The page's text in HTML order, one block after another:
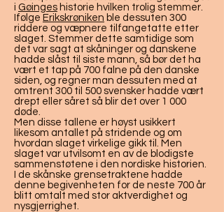
i Gøinges historie hvilken trolig stemmer.
Ifølge Erikskrøniken ble dessuten 300
riddere og væpnere tilfangetatte etter
slaget. Stemmer dette samtidige som
det var sagt at skåninger og danskene
hadde slåst til siste mann, så bør det ha
vært et tap på 700 falne på den danske
siden, og regner man dessuten med at
omtrent 300 til 500 svensker hadde vært
drept eller såret så blir det over 1 000
døde.
Men disse tallene er høyst usikkert
likesom antallet på stridende og om
hvordan slaget virkelige gikk til. Men
slaget var utvilsomt en av de blodigste
sammenstøtene i den nordiske historien.
I de skånske grensetraktene hadde
denne begivenheten for de neste 700 år
blitt omtalt med stor aktverdighet og
nysgjerrighet.